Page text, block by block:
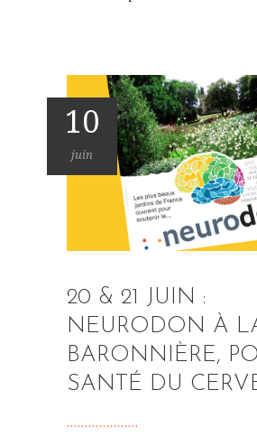
10
juin
20 & 21 JUIN :
NEURODON À
BARONNIÈRE,
SANTÉ DU